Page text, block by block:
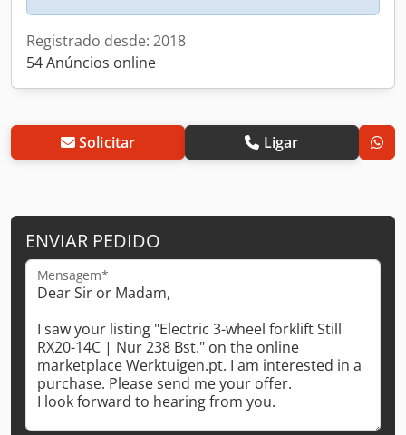
Registrado desde: 2018
54 Anúncios online
Solicitar Ligar
ENVIAR PEDIDO
Mensagem*